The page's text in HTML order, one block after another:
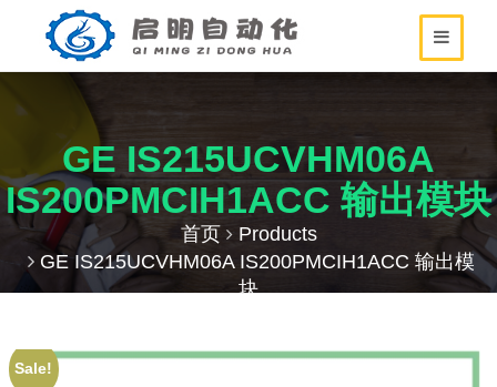
GE IS215UCVHM06A
IS200PMCIH1ACC 输出模块
首页
Products
GE IS215UCVHM06A IS200PMCIH1ACC 输出模
块
Sale!